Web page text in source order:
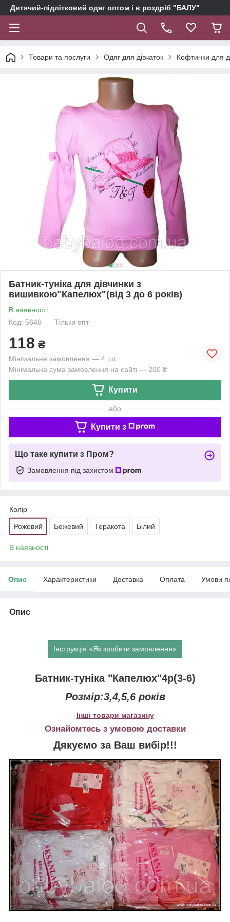
Дитячий-підлітковий одяг оптом і в роздріб "БАЛУ"
Товари та послуги Одяг для дівчаток Кофтинки для
Батник-туніка для дівчинки з
вишивкою"Капелюх"(від 3 до 6 років)
В наявності
Код: 5646
Тільки опт
118 ₴
Мінімальне замовлення — 4 шт.
Мінімальна сума замовлення на сайті — 200 ₴
Купити
або
Купити з
Що таке купити з Пром?
Замовлення під захистом
Колір
Рожевий Бежевий Теракота Білий
В наявності
Опис Характеристики Доставка Оплата Умови
Опис
Інструкція «Як зробити замовлення»
Батник-туніка "Капелюх"4р(3-6)
Розмір:3,4,5,6 років
Інші товари магазину
Ознайомтесь з умовою доставки
Дякуємо за Ваш вибір!!!